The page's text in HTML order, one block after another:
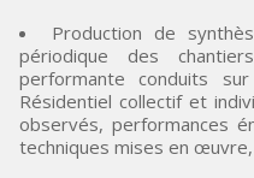
Production de
périodique des
performante conduits
Résidentiel collectif et
observés, performances
techniques mises en